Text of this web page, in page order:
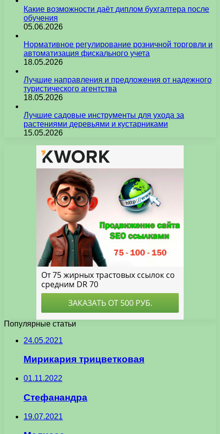
Какие возможности даёт диплом бухгалтера после
обучения
05.06.2026
Нормативное регулирование розничной торговли и
автоматизация фискального учета
18.05.2026
Лучшие направления и предложения от надежного
туристического агентства
18.05.2026
Лучшие садовые инструменты для ухода за
растениями деревьями и кустарниками
15.05.2026
Популярные статьи
24.05.2021
Мирикария трицветковая
01.11.2022
Стефанандра
19.07.2021